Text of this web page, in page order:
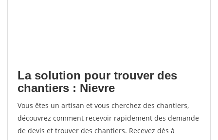
La solution pour trouver des
chantiers : Nievre
Vous êtes un artisan et vous cherchez des chantiers,
découvrez comment recevoir rapidement des demande
de devis et trouver des chantiers. Recevez dès à